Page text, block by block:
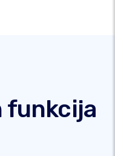
funkcija